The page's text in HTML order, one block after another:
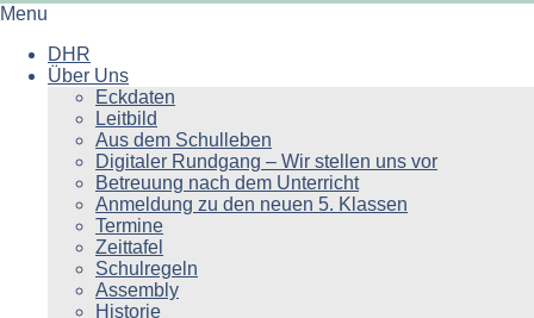
Menu
DHR
Über Uns
Eckdaten
Leitbild
Aus dem Schulleben
Digitaler Rundgang – Wir stellen uns vor
Betreuung nach dem Unterricht
Anmeldung zu den neuen 5. Klassen
Termine
Zeittafel
Schulregeln
Assembly
Historie